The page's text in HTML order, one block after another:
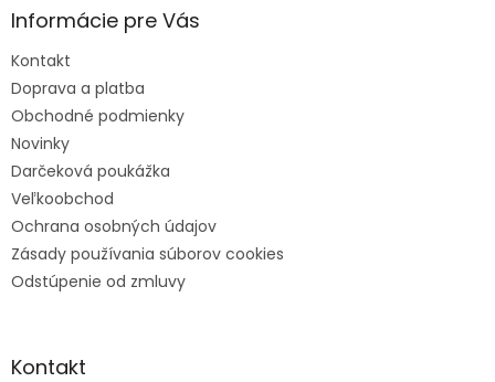
Informácie pre Vás
Kontakt
Doprava a platba
Obchodné podmienky
Novinky
Darčeková poukážka
Veľkoobchod
Ochrana osobných údajov
Zásady používania súborov cookies
Odstúpenie od zmluvy
Kontakt